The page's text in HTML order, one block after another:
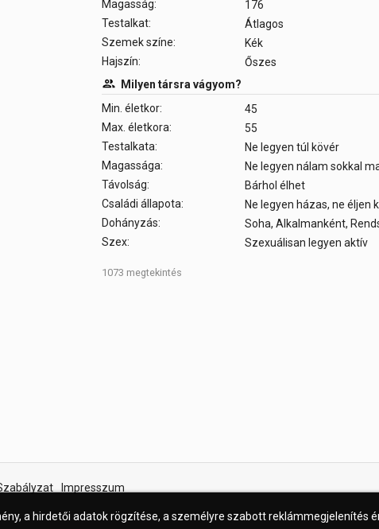
Magasság:
176
Testalkat:
Átlagos
Szemek színe:
Kék
Hajszín:
Őszes
Milyen társra vágyom?
Min. életkor:
45
Max. életkora:
55
Testalkata:
Ne legyen túl kövér
Magassága:
Ne legyen nálam sokkal
Távolság:
Bárhol élhet
Családi állapota:
Ne legyen házas, ne éljen
Dohányzás:
Soha, Alkalmanként,
Szex:
Szexuálisan legyen aktív
1073 megtekintés
Impresszum
a hirdetői adatok rögzítése, a személyre szabott reklámmegjelenítés